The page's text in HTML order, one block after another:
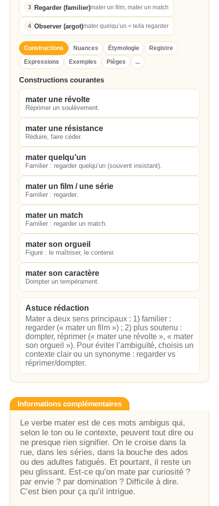
3 Regarder (familier)mater un film, mater un match
4 Observer (argot)mater quelqu’un = le/la regarder
Constructions Nuances Étymologie
Registre
Expressions
Exemples Pièges ...
Constructions courantes
mater une révolte
Réprimer un soulèvement.
mater une résistance
Réduire, faire céder.
mater quelqu’un
Familier : regarder quelqu’un (souvent insistant).
mater un film / une série
Familier : regarder.
mater un match
Familier : regarder un match.
mater son orgueil
Figuré : le maîtriser, le contenir.
mater son caractère
Dompter un tempérament.
Astuce rédaction
Mater a deux sens principaux : 1) familier :
regarder (« mater un film ») ; 2) plus soutenu :
dompter, réprimer (« mater une révolte », « mater
son orgueil »). Pour éviter l’ambiguïté, choisis un
contexte clair ou un synonyme : regarder vs
réprimer/dompter.
Informations complémentaires
Le verbe mater est de ces mots ambigus qui,
selon le ton ou le contexte, peuvent tout dire ou
ne presque rien signifier. On le croise dans la
rue, dans les séries, dans la bouche des ados
ou des adultes fatigués. Et pourtant, il reste un
peu glissant. Est-ce qu’on mate par curiosité ?
par envie ? par domination ? Difficile à dire.
C’est bien pour ça qu’il intrigue.